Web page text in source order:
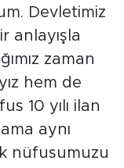
Devletimiz
anlayışla
zaman
hem de
10 yılı ilan
aynı
nüfusumuzu